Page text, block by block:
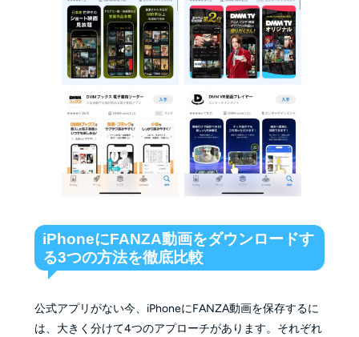
iPhoneにFANZA動画をダウンロードす
る3つの方法を徹底比較
公式アプリがない今、iPhoneにFANZA動画を保存するに
は、大きく分けて4つのアプローチがあります。それぞれ